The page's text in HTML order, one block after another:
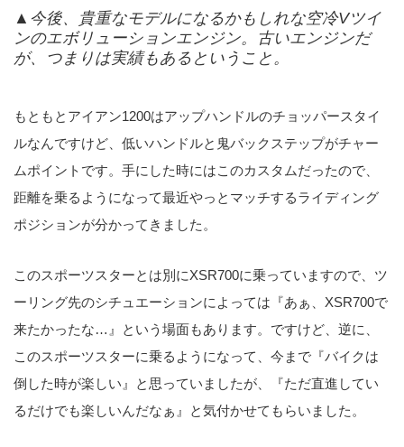
▲今後、貴重なモデルになるかもしれな空冷Vツイ
ンのエボリューションエンジン。古いエンジンだ
が、つまりは実績もあるということ。
もともとアイアン1200はアップハンドルのチョッパースタイ
ルなんですけど、低いハンドルと鬼バックステップがチャー
ムポイントです。手にした時にはこのカスタムだったので、
距離を乗るようになって最近やっとマッチするライディング
ポジションが分かってきました。
このスポーツスターとは別にXSR700に乗っていますので、ツ
ーリング先のシチュエーションによっては『あぁ、XSR700で
来たかったな…』という場面もあります。ですけど、逆に、
このスポーツスターに乗るようになって、今まで『バイクは
倒した時が楽しい』と思っていましたが、『ただ直進してい
るだけでも楽しいんだなぁ』と気付かせてもらいました。